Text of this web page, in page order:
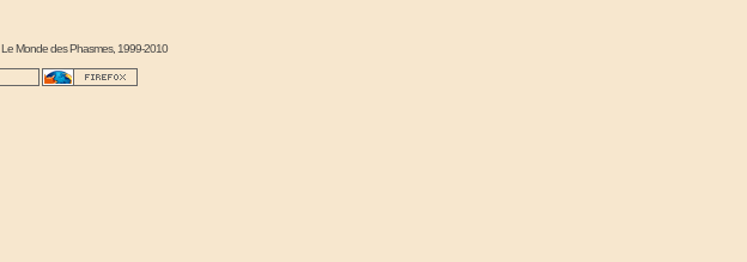
Le Monde des Phasmes, 1999-2010